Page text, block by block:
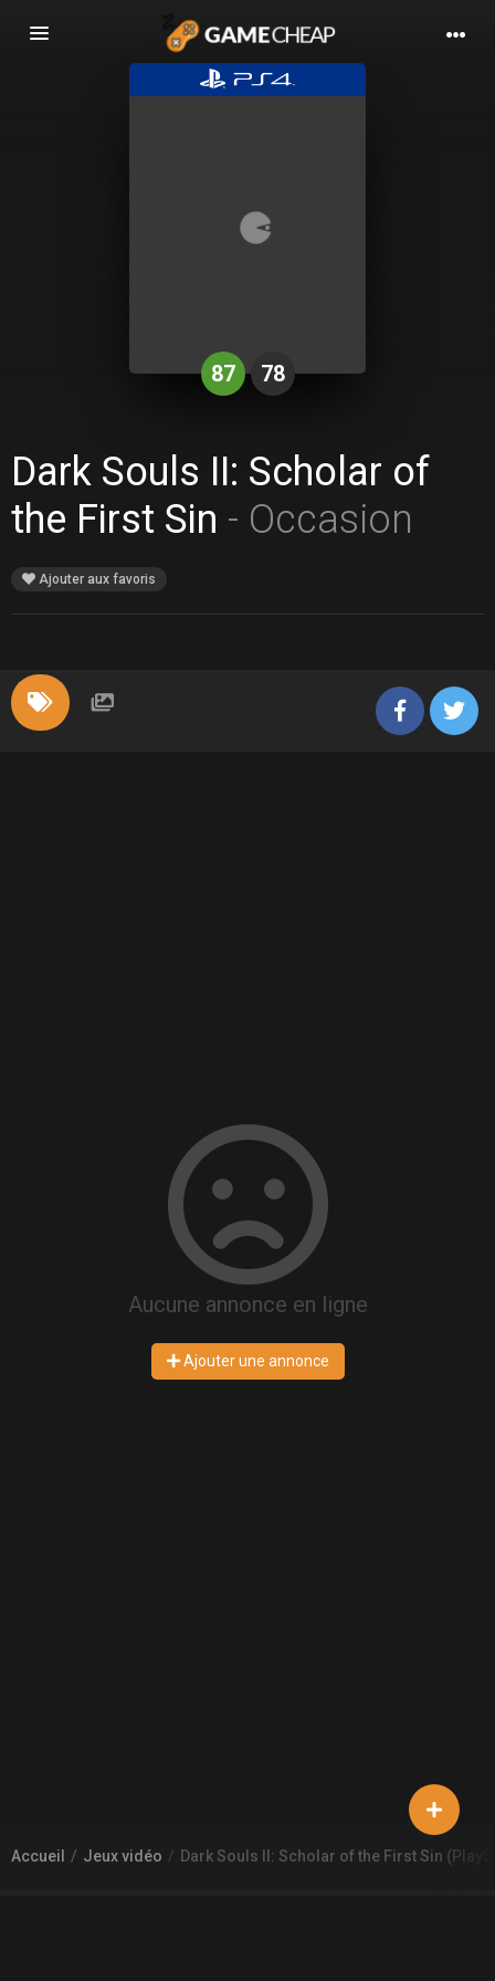
Basculer
87 78
Dark Souls II: Scholar of
the First Sin - Occasion
Ajouter aux favoris
Aucune annonce en ligne
Ajouter une annonce
Accueil Jeux vidéo Dark Souls II: Scholar of the First Sin